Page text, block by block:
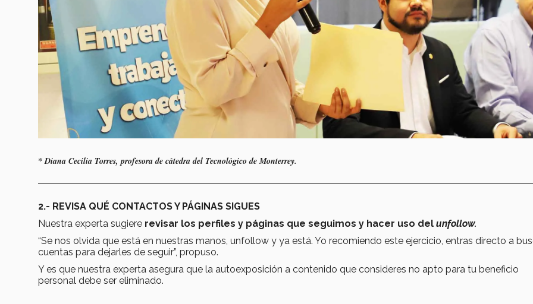
* Diana Cecilia Torres, profesora de cátedra del Tecnológico de Monterrey.
2.- REVISA QUÉ CONTACTOS Y PÁGINAS SIGUES
Nuestra experta sugiere revisar los perfiles y páginas que seguimos y hacer uso del unfollow.
“Se nos olvida que está en nuestras manos, unfollow y ya está. Yo recomiendo este ejercicio, entras directo a
cuentas para dejarles de seguir”, propuso.
Y es que nuestra experta asegura que la autoexposición a contenido que consideres no apto para tu beneficio
personal debe ser eliminado.